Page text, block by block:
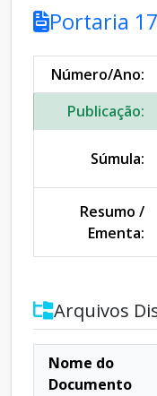
Portaria
Número/Ano:
Publicação:
Súmula:
Resumo /
Ementa:
Arquivos
Nome do
Documento